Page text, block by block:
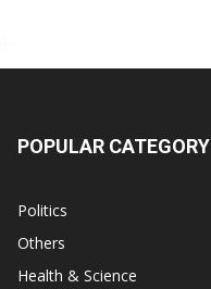
POPULAR CATEGORY
Politics
Others
Health & Science